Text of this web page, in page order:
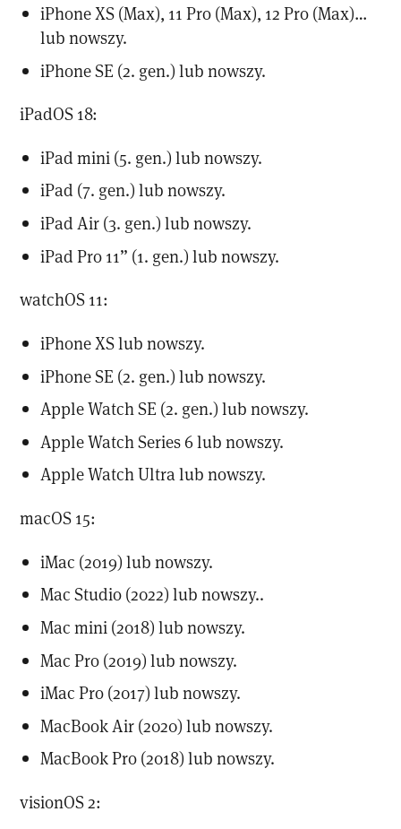
iPhone XS (Max), 11 Pro (Max), 12 Pro (Max)…
lub nowszy.
iPhone SE (2. gen.) lub nowszy.
iPadOS 18:
iPad mini (5. gen.) lub nowszy.
iPad (7. gen.) lub nowszy.
iPad Air (3. gen.) lub nowszy.
iPad Pro 11” (1. gen.) lub nowszy.
watchOS 11:
iPhone XS lub nowszy.
iPhone SE (2. gen.) lub nowszy.
Apple Watch SE (2. gen.) lub nowszy.
Apple Watch Series 6 lub nowszy.
Apple Watch Ultra lub nowszy.
macOS 15:
iMac (2019) lub nowszy.
Mac Studio (2022) lub nowszy..
Mac mini (2018) lub nowszy.
Mac Pro (2019) lub nowszy.
iMac Pro (2017) lub nowszy.
MacBook Air (2020) lub nowszy.
MacBook Pro (2018) lub nowszy.
visionOS 2: